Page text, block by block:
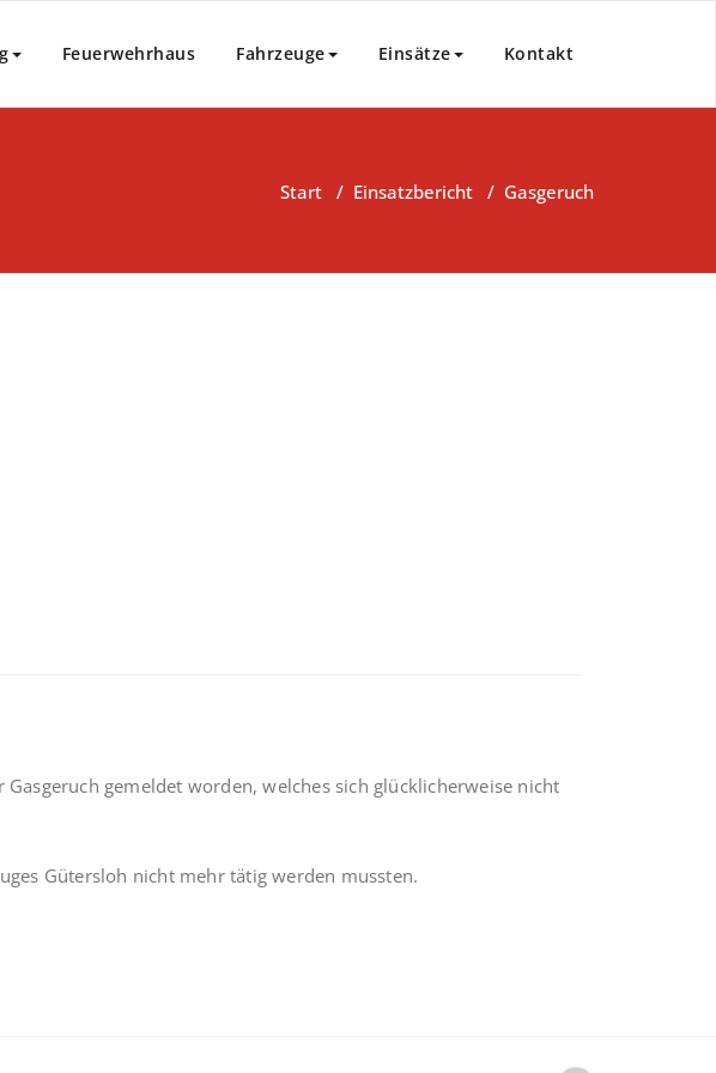
Feuerwehrhaus Fahrzeuge Einsätze Kontakt
Start / Einsatzbericht / Gasgeruch
gemeldet worden, welches sich glücklicherweise nicht
Gütersloh nicht mehr tätig werden mussten.